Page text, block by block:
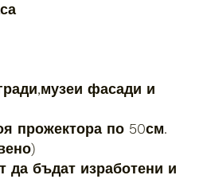
фасади и
прожектора по 50см.
да бъдат изработени и